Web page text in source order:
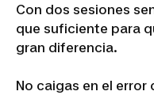
Con dos sesiones
que suficiente para
gran diferencia.
No caigas en el